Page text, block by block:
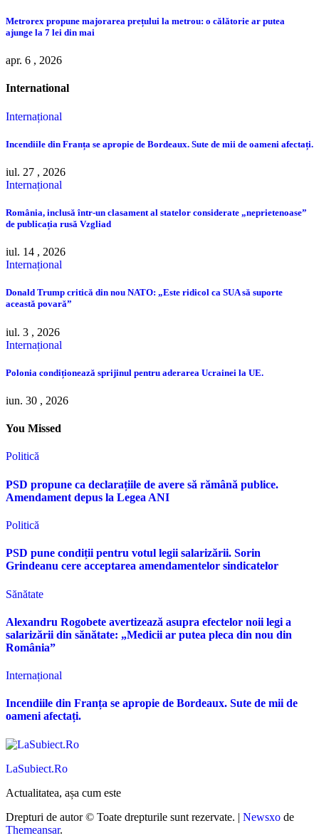
Metrorex propune majorarea prețului la metrou: o călătorie ar putea
ajunge la 7 lei din mai
apr. 6 , 2026
International
Internațional
Incendiile din Franța se apropie de Bordeaux. Sute de mii de oameni afectați.
iul. 27 , 2026
Internațional
România, inclusă într-un clasament al statelor considerate „neprietenoase”
de publicația rusă Vzgliad
iul. 14 , 2026
Internațional
Donald Trump critică din nou NATO: „Este ridicol ca SUA să suporte
această povară”
iul. 3 , 2026
Internațional
Polonia condiționează sprijinul pentru aderarea Ucrainei la UE.
iun. 30 , 2026
You Missed
Politică
PSD propune ca declarațiile de avere să rămână publice.
Amendament depus la Legea ANI
Politică
PSD pune condiții pentru votul legii salarizării. Sorin
Grindeanu cere acceptarea amendamentelor sindicatelor
Sănătate
Alexandru Rogobete avertizează asupra efectelor noii legi a
salarizării din sănătate: „Medicii ar putea pleca din nou din
România”
Internațional
Incendiile din Franța se apropie de Bordeaux. Sute de mii de
oameni afectați.
LaSubiect.Ro
Actualitatea, așa cum este
Drepturi de autor © Toate drepturile sunt rezervate. | Newsxo de
Themeansar.